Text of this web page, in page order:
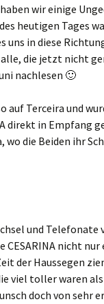
wir einige
heutigen Tages
uns in diese
die jetzt nicht
nachlesen 🙂
auf Terceira und
direkt in Empfang
die Beiden ihr
und Telefonate
nicht
der Haussegen
viel toller waren als
doch von sehr